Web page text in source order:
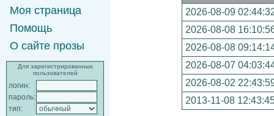
Моя страница
Помощь
О сайте прозы
Для зарегистрированных
пользователей
логин:
пароль:
тип:
2026-08-09
2026-08-08
2026-08-08
2026-08-07
2026-08-02
2013-11-08